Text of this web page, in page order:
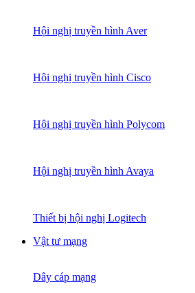
Hội nghị truyền hình Aver
Hội nghị truyền hình Cisco
Hội nghị truyền hình Polycom
Hội nghị truyền hình Avaya
Thiết bị hội nghị Logitech
Vật tư mạng
Dây cáp mạng